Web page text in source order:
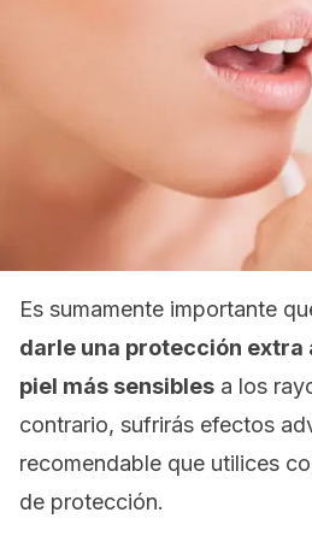
Es sumamente importante
darle una protección extra
piel más sensibles a los
contrario, sufrirás efectos
recomendable que utilices
de protección.